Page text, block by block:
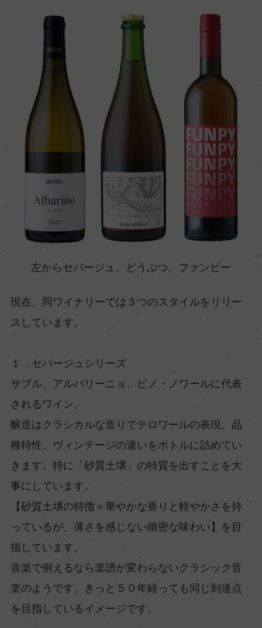
左からセパージュ、どうぶつ、ファンピー
現在、同ワイナリーでは３つのスタイルをリリー
スしています。
１．セパージュシリーズ
サブル、アルバリーニョ、ピノ・ノワールに代表
されるワイン。
醸造はクラシカルな造りでテロワールの表現、品
種特性、ヴィンテージの違いをボトルに詰めてい
きます。特に「砂質土壌」の特質を出すことを大
事にしています。
【砂質土壌の特徴＝華やかな香りと軽やかさを持
っているが、薄さを感じない緻密な味わい】を目
指しています。
音楽で例えるなら楽譜が変わらないクラシック音
楽のようです。きっと５０年経っても同じ到達点
を目指しているイメージです。